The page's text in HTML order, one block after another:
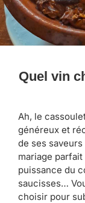
Quel vin
Ah, le
généreux et
de ses
mariage
puissance du
saucisses…
choisir pour